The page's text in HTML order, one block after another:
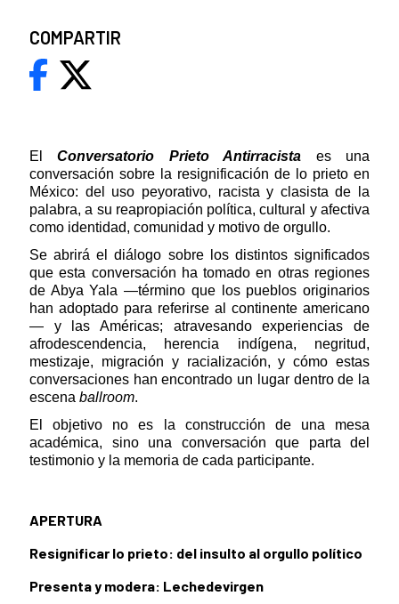
ElConversatorio Prieto Antirracista es una
conversación sobre la resignificación de lo prieto en
México: del uso peyorativo, racista y clasista de la
palabra, a su reapropiación política, cultural y afectiva
como identidad, comunidad y motivo de orgullo.
Se abrirá el diálogo sobre los distintos significados
que esta conversación ha tomado en otras regiones
de Abya Yala —término que los pueblos originarios
han adoptado para referirse al continente americano
— y las Américas; atravesando experiencias de
afrodescendencia, herencia indígena, negritud,
mestizaje, migración y racialización, y cómo estas
conversaciones han encontrado un lugar dentro de la
escena ballroom.
El objetivo no es la construcción de una mesa
académica, sino una conversación que parta del
testimonio y la memoria de cada participante.
APERTURA
Resignificar lo prieto: del insulto al orgullo político
Presenta y modera: Lechedevirgen
COMPARTIR